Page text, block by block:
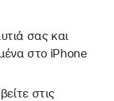
σας και
στο iPhone
στις